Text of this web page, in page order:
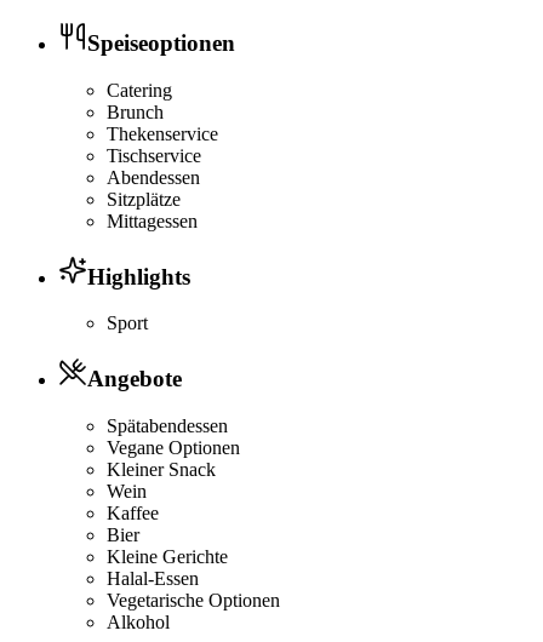
Speiseoptionen
Catering
Brunch
Thekenservice
Tischservice
Abendessen
Sitzplätze
Mittagessen
Highlights
Sport
Angebote
Spätabendessen
Vegane Optionen
Kleiner Snack
Wein
Kaffee
Bier
Kleine Gerichte
Halal-Essen
Vegetarische Optionen
Alkohol